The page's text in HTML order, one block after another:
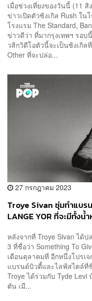
เมื่อช่วงเที่ยงของวันนี้ (11
ข่าวเปิดตัวซิงเกิล Rush ใ
โรงแรม The Standard,
ข่าวดีว่า ที่มากรุงเทพฯ รอ
วสิกวิดีโอตัวนี้จะเป็นซิงเกิล
Other ที่จะปล่อ...
27 กรกฎาคม 2023
Troye Sivan ซุ่มทำแบร
LANGE YOR ที่จะมีทั้งน้
หลังจากที่ Troye Sivan ได้
3 ที่ชื่อว่า Something To
เดือนตุลาคมที่ อีกหนึ่งโปรเ
แบรนด์บิวตี้และไลฟ์สไตล์ที่
Troye ได้ร่วมกับ Tyde
ตัน เมื...